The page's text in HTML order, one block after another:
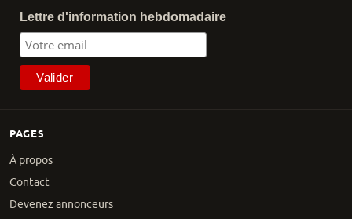
PAGES
À propos
Contact
Devenez annonceurs
Lettre d'information hebdomadaire